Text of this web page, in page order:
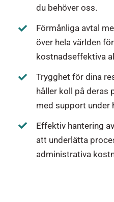
du behöver oss.
Förmånliga avtal
över hela världen
kostnadseffektiva
Trygghet för dina
håller koll på deras
med support under
Effektiv hantering
att underlätta
administrativa